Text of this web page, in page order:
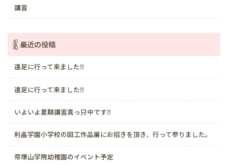
講習
最近の投稿
遠足に行って来ました‼️
遠足に行って来ました‼️
いよいよ夏期講習真っ只中です‼️
利晶学園小学校の図工作品展にお招きを頂き、行って参りました。
帝塚山学院幼稚園のイベント予定